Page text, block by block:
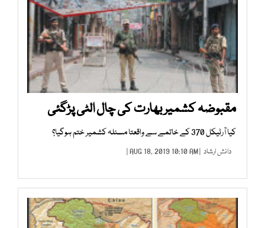
مقبوضہ کشمیر بھارت کی چال الٹی پڑگئی
کیا آرٹیکل 370 کے خاتمے سے واقعتا مسئلہ کشمیر ختم ہوگیا؟
دانش ارشاد | AUG 18, 2019 10:10 AM |